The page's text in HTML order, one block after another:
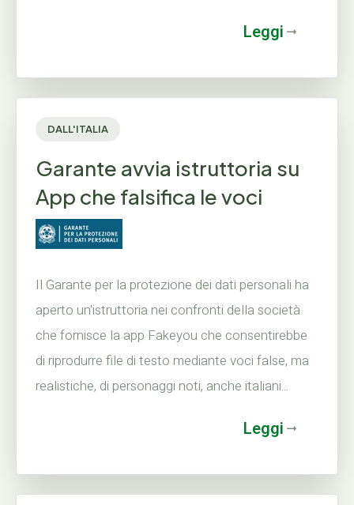
Leggi
DALL'ITALIA
Garante avvia istruttoria su
App che falsifica le voci
Il Garante per la protezione dei dati personali ha
aperto un'istruttoria nei confronti della società
che fornisce la app Fakeyou che consentirebbe
di riprodurre file di testo mediante voci false, ma
realistiche, di personaggi noti, anche italiani...
Leggi